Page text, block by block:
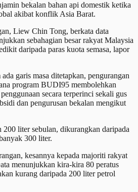
bekalan bahan api domestik ketika
akibat konflik Asia Barat.
Liew Chin Tong, berkata data
sebahagian besar rakyat Malaysia
daripada paras kuota semasa, lapor
garis masa ditetapkan, pengurangan
program BUDI95 membolehkan
secara terperinci sekali gus
dan pengurusan bekalan mengikut
200 liter sebulan, dikurangkan daripada
300 liter.
kesannya kepada majoriti rakyat
menunjukkan kira-kira 80 peratus
kurang daripada 200 liter petrol